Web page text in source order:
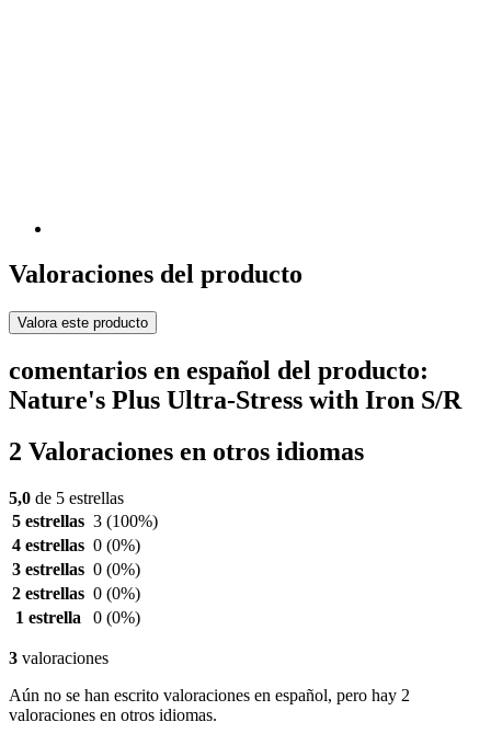
Valoraciones del producto
Valora este producto
comentarios en español del producto:
Nature's Plus Ultra-Stress with Iron S/R
2 Valoraciones en otros idiomas
5,0 de 5 estrellas
5 estrellas 3 (100%)
4 estrellas 0 (0%)
3 estrellas 0 (0%)
2 estrellas 0 (0%)
1 estrella
0 (0%)
3 valoraciones
Aún no se han escrito valoraciones en español, pero hay 2
valoraciones en otros idiomas.